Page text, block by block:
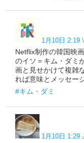
1月10日 2:19
Netflix制作の韓国映
のイソ＝キム・ダミ
画と見せかけて複雑
れば意味とメッセー
#キム・ダミ
1月10日 1:29